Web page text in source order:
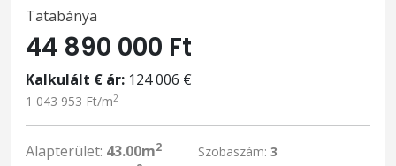
Tatabánya
44 890 000 Ft
Kalkulált € ár: 124 006 €
1 043 953 Ft/m2
Alapterület: 43.00m2 Szobaszám: 3